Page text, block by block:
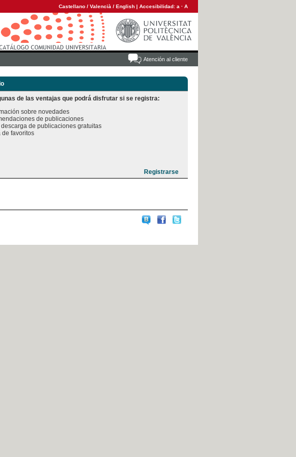
Castellano / Valencià / English | Accesibilidad: a · A
Atención al cliente
de las ventajas que podrá disfrutar si se registra:
sobre novedades
de publicaciones
descarga de publicaciones gratuitas